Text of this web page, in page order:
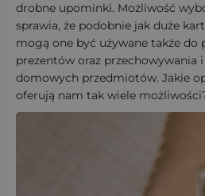
drobne upominki. Możliwość
sprawia, że podobnie jak duże
mogą one być używane także do
prezentów oraz przechowywania
domowych przedmiotów. Jakie
oferują nam tak wiele